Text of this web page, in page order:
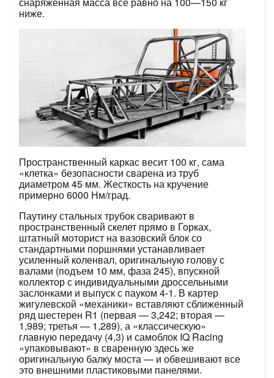
ниже.
Пространственный каркас весит 100 кг, сама
«клетка» безопасности сварена из труб
диаметром 45 мм. Жесткость на кручение
примерно 6000 Нм/град.
Паутину стальных трубок сваривают в
пространственный скелет прямо в Горках,
штатный моторист на вазовский блок со
стандартными поршнями устанавливает
усиленный коленвал, оригинальную голову с
валами (подъем 10 мм, фаза 245), впускной
коллектор с индивидуальными дроссельными
заслонками и выпуск с пауком 4-1. В картер
жигулевской «механики» вставляют сближенный
ряд шестерен R1 (первая — 3,242; вторая —
1,989; третья — 1,289), а «классическую»
главную передачу (4,3) и самоблок IQ Racing
«упаковывают» в сваренную здесь же
оригинальную балку моста — и обвешивают все
это внешними пластиковыми панелями.